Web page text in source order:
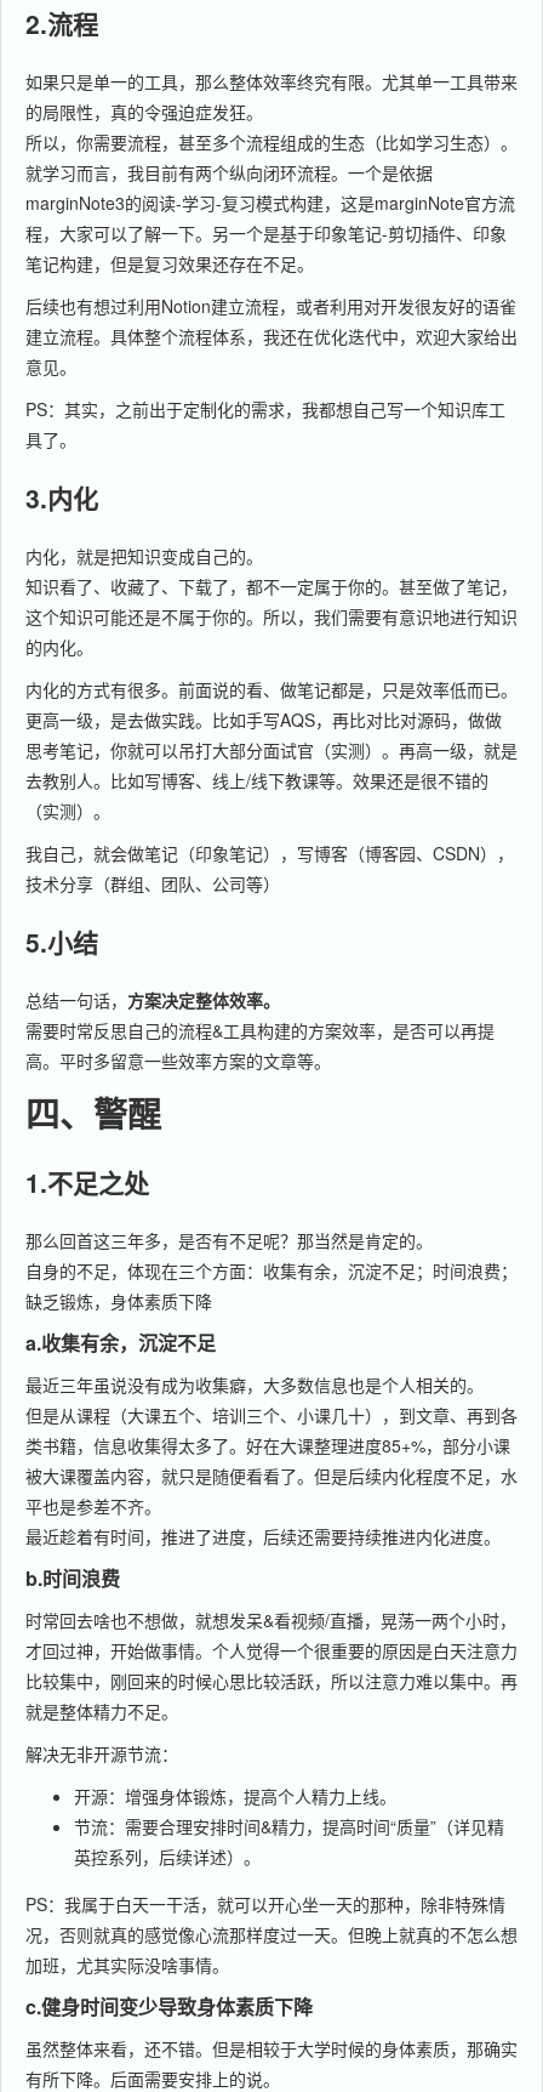
2.流程
如果只是单一的工具，那么整体效率终究有限。尤其单一工具带来
的局限性，真的令强迫症发狂。
所以，你需要流程，甚至多个流程组成的生态（比如学习生态）。
就学习而言，我目前有两个纵向闭环流程。一个是依据
marginNote3的阅读-学习-复习模式构建，这是marginNote官方流
程，大家可以了解一下。另一个是基于印象笔记-剪切插件、印象
笔记构建，但是复习效果还存在不足。
后续也有想过利用Notion建立流程，或者利用对开发很友好的语雀
建立流程。具体整个流程体系，我还在优化迭代中，欢迎大家给出
意见。
PS：其实，之前出于定制化的需求，我都想自己写一个知识库工
具了。
3.内化
内化，就是把知识变成自己的。
知识看了、收藏了、下载了，都不一定属于你的。甚至做了笔记，
这个知识可能还是不属于你的。所以，我们需要有意识地进行知识
的内化。
内化的方式有很多。前面说的看、做笔记都是，只是效率低而已。
更高一级，是去做实践。比如手写AQS，再比对比对源码，做做
思考笔记，你就可以吊打大部分面试官（实测）。再高一级，就是
去教别人。比如写博客、线上/线下教课等。效果还是很不错的
（实测）。
我自己，就会做笔记（印象笔记），写博客（博客园、CSDN），
技术分享（群组、团队、公司等）
5.小结
总结一句话， 方案决定整体效率。
需要时常反思自己的流程&工具构建的方案效率，是否可以再提
高。平时多留意一些效率方案的文章等。
四、警醒
1.不足之处
那么回首这三年多，是否有不足呢？那当然是肯定的。
自身的不足，体现在三个方面：收集有余，沉淀不足；时间浪费；
缺乏锻炼，身体素质下降
a.收集有余，沉淀不足
最近三年虽说没有成为收集癖，大多数信息也是个人相关的。
但是从课程（大课五个、培训三个、小课几十），到文章、再到各
类书籍，信息收集得太多了。好在大课整理进度85+%，部分小课
被大课覆盖内容，就只是随便看看了。但是后续内化程度不足，水
平也是参差不齐。
最近趁着有时间，推进了进度，后续还需要持续推进内化进度。
b.时间浪费
时常回去啥也不想做，就想发呆&看视频/直播，晃荡一两个小时，
才回过神，开始做事情。个人觉得一个很重要的原因是白天注意力
比较集中，刚回来的时候心思比较活跃，所以注意力难以集中。再
就是整体精力不足。
解决无非开源节流：
开源：增强身体锻炼，提高个人精力上线。
节流：需要合理安排时间&精力，提高时间“质量”（详见精
英控系列，后续详述）。
PS：我属于白天一干活，就可以开心坐一天的那种，除非特殊情
况，否则就真的感觉像心流那样度过一天。但晚上就真的不怎么想
加班，尤其实际没啥事情。
c.健身时间变少导致身体素质下降
虽然整体来看，还不错。但是相较于大学时候的身体素质，那确实
有所下降。后面需要安排上的说。